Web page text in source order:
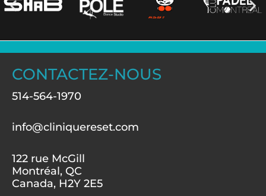
CONTACTEZ-NOUS
514-564-1970
info@cliniquereset.com
122 rue McGill
Montréal, QC
Canada, H2Y 2E5